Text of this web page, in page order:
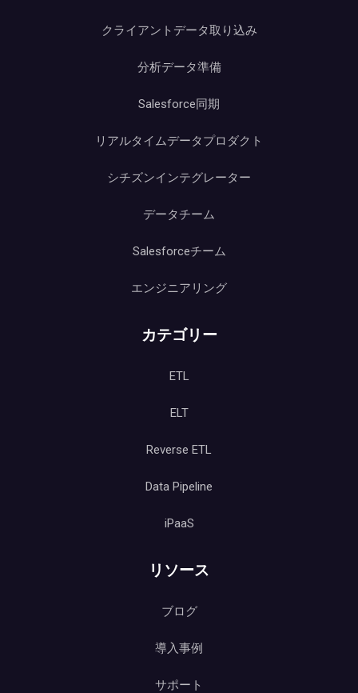
クライアントデータ取り込み
分析データ準備
Salesforce同期
リアルタイムデータプロダクト
シチズンインテグレーター
データチーム
Salesforceチーム
エンジニアリング
カテゴリー
ETL
ELT
Reverse ETL
Data Pipeline
iPaaS
リソース
ブログ
導入事例
サポート